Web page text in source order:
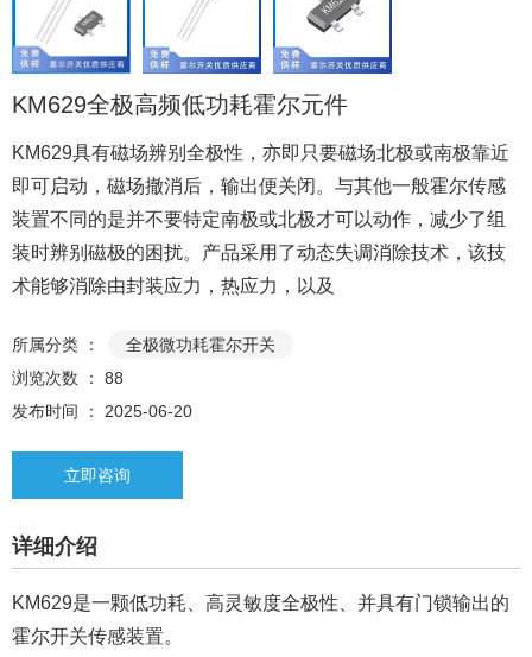
KM629全极高频低功耗霍尔元件
KM629具有磁场辨别全极性，亦即只要磁场北极或南极靠近
即可启动，磁场撤消后，输出便关闭。与其他一般霍尔传感
装置不同的是并不要特定南极或北极才可以动作，减少了组
装时辨别磁极的困扰。产品采用了动态失调消除技术，该技
术能够消除由封装应力，热应力，以及
所属分类 ：
全极微功耗霍尔开关
浏览次数 ： 88
发布时间 ： 2025-06-20
立即咨询
详细介绍
KM629是一颗低功耗、高灵敏度全极性、并具有门锁输出的
霍尔开关传感装置。